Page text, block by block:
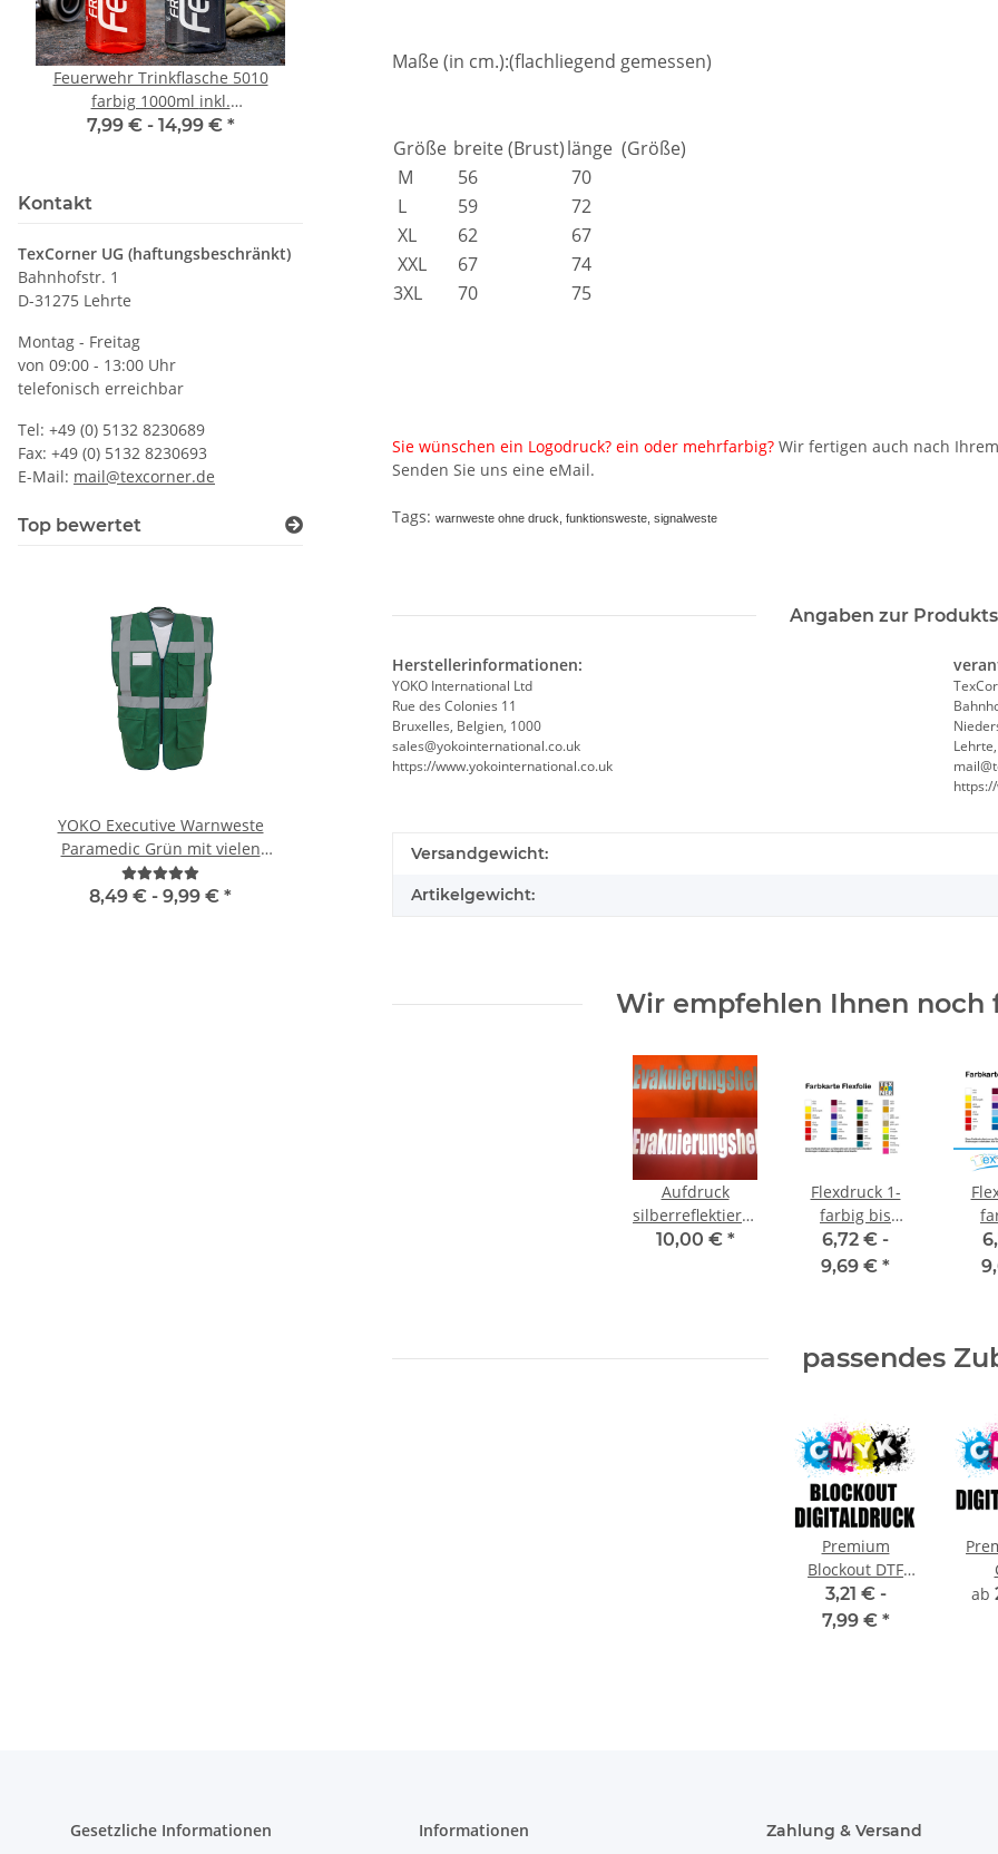
Maße (in cm.):(flachliegend gemessen)
Größe breite (Brust)länge (Größe)
M
56
70
L
59
72
XL
62
67
XXL
67
74
3XL
70 75
Sie wünschen ein Logodruck? ein oder mehrfarbig? Wir fertigen auch nach
Senden Sie uns eine eMail.
Tags: warnweste ohne druck, funktionsweste, signalweste
Angaben zur
Herstellerinformationen:
YOKO International Ltd
Rue des Colonies 11
Bruxelles, Belgien, 1000
sales@yokointernational.co.uk
https://www.yokointernational.co.uk
Versandgewicht:
Artikelgewicht:
Wir empfehlen Ihnen noch
Aufdruck
silberreflektierend
max 280x180
10,00 € *
Flexdruck 1-
farbig bis
120x120 mm
6,72 € -
9,69 € *
passendes
Premium
Blockout DTF
Digitaldruck
CMYK
3,21 € -
7,99 € *
ab
Feuerwehr Trinkflasche 5010
farbig 1000ml inkl.
Wunschnamen
7,99 € - 14,99 € *
10x T-Shirt Herren weiß,
Druckposition CMYK
LEITUNG SAMMELSTELLE
Kontakt
TexCorner UG (haftungsbeschränkt)
Bahnhofstr. 1
D-31275 Lehrte
Montag - Freitag
von 09:00 - 13:00 Uhr
telefonisch erreichbar
Tel: +49 (0) 5132 8230689
Fax: +49 (0) 5132 8230693
E-Mail: mail@texcorner.de
Top bewertet
YOKO Executive Warnweste
Paramedic Grün mit vielen
Taschen und Reißverschluss
8,49 € - 9,99 € *
Evakuierungshelfer Piktogramm
11,18 € -14,90 €*
Gesetzliche Informationen Informationen Zahlung & Versand